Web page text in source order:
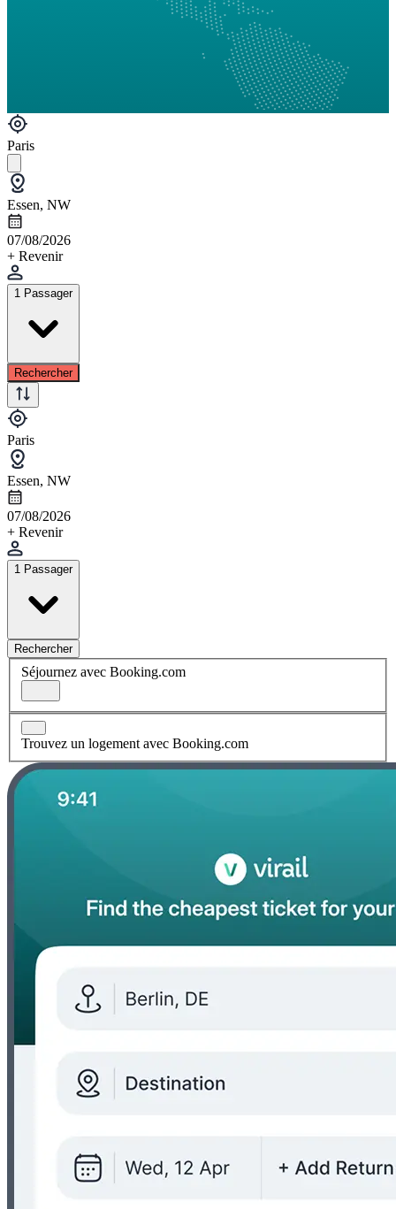
Paris
Essen, NW
07/08/2026
+ Revenir
1 Passager
Rechercher
Paris
Essen, NW
07/08/2026
+ Revenir
1 Passager
Rechercher
Séjournez avec Booking.com
Trouvez un logement avec Booking.com